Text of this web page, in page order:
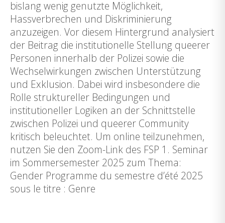
bislang wenig genutzte Möglichkeit,
Hassverbrechen und Diskriminierung
anzuzeigen. Vor diesem Hintergrund analysiert
der Beitrag die institutionelle Stellung queerer
Personen innerhalb der Polizei sowie die
Wechselwirkungen zwischen Unterstützung
und Exklusion. Dabei wird insbesondere die
Rolle struktureller Bedingungen und
institutioneller Logiken an der Schnittstelle
zwischen Polizei und queerer Community
kritisch beleuchtet. Um online teilzunehmen,
nutzen Sie den Zoom-Link des FSP 1. Seminar
im Sommersemester 2025 zum Thema:
Gender Programme du semestre d’été 2025
sous le titre : Genre